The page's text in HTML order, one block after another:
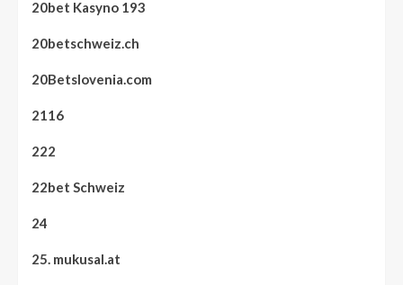
20bet Kasyno 193
20betschweiz.ch
20Betslovenia.com
2116
222
22bet Schweiz
24
25. mukusal.at